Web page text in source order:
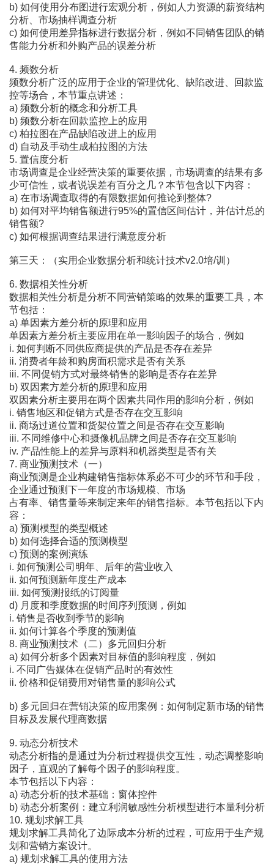
b) 如何使用分布图进行宏观分析，例如人力资源的薪资结构
分析、市场抽样调查分析
c) 如何使用差异指标进行数据分析，例如不同销售团队的销
售能力分析和外购产品的误差分析
4. 频数分析
频数分析广泛的应用于企业的管理优化、缺陷改进、回款监
控等场合，本节重点讲述：
a) 频数分析的概念和分析工具
b) 频数分析在回款监控上的应用
c) 柏拉图在产品缺陷改进上的应用
d) 自动及手动生成柏拉图的方法
5. 置信度分析
市场调查是企业经营决策的重要依据，市场调查的结果有多
少可信性，或者说误差有百分之几？本节包含以下内容：
a) 在市场调查取得的有限数据如何推论到整体?
b) 如何对平均销售额进行95%的置信区间估计，并估计总的
销售额?
c) 如何根据调查结果进行满意度分析
第三天：（实用企业数据分析和统计技术v2.0培/训）
6. 数据相关性分析
数据相关性分析是分析不同营销策略的效果的重要工具，本
节包括：
a) 单因素方差分析的原理和应用
单因素方差分析主要应用在单一影响因子的场合，例如
i. 如何判断不同供应商提供的产品是否存在差异
ii. 消费者年龄和购房面积需求是否有关系
iii. 不同促销方式对最终销售的影响是否存在差异
b) 双因素方差分析的原理和应用
双因素分析主要用在两个因素共同作用的影响分析，例如
i. 销售地区和促销方式是否存在交互影响
ii. 商场过道位置和货架位置之间是否存在交互影响
iii. 不同维修中心和摄像机品牌之间是否存在交互影响
iv. 产品性能上的差异与原料和机器类型是否有关
7. 商业预测技术（一）
商业预测是企业构建销售指标体系必不可少的环节和手段，
企业通过预测下一年度的市场规模、市场
占有率、销售量等来制定来年的销售指标。本节包括以下内
容：
a) 预测模型的类型概述
b) 如何选择合适的预测模型
c) 预测的案例演练
i. 如何预测公司明年、后年的营业收入
ii. 如何预测新年度生产成本
iii. 如何预测报纸的订阅量
d) 月度和季度数据的时间序列预测，例如
i. 销售是否收到季节的影响
ii. 如何计算各个季度的预测值
8. 商业预测技术（二）多元回归分析
a) 如何分析多个因素对目标值的影响程度，例如
i. 不同广告媒体在促销产品时的有效性
ii. 价格和促销费用对销售量的影响公式
b) 多元回归在营销决策的应用案例：如何制定新市场的销售
目标及发展代理商数据
9. 动态分析技术
动态分析指的是通过为分析过程提供交互性，动态调整影响
因子，直观的了解每个因子的影响程度。
本节包括以下内容：
a) 动态分析的技术基础：窗体控件
b) 动态分析案例：建立利润敏感性分析模型进行本量利分析
10. 规划求解工具
规划求解工具简化了边际成本分析的过程，可应用于生产规
划和营销方案设计。
a) 规划求解工具的使用方法